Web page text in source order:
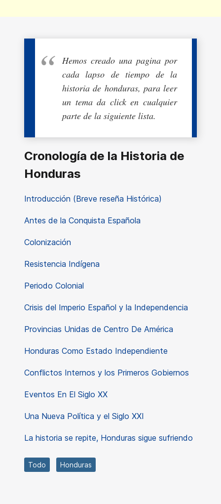
Hemos creado una pagina por
cada lapso de tiempo de la
historia de honduras, para leer
un tema da click en cualquier
parte de la siguiente lista.
Cronología de la Historia de
Honduras
Introducción (Breve reseña Histórica)
Antes de la Conquista Española
Colonización
Resistencia Indígena
Periodo Colonial
Crisis del Imperio Español y la Independencia
Provincias Unidas de Centro De América
Honduras Como Estado Independiente
Conflictos Internos y los Primeros Gobiernos
Eventos En El Siglo XX
Una Nueva Política y el Siglo XXI
La historia se repite, Honduras sigue sufriendo
Todo Honduras